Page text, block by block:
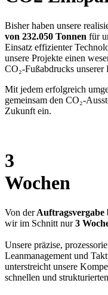
Bisher haben unsere
von 232.050 Tonnen für
Einsatz effizienter
unsere Projekte einen
CO₂-Fußabdrucks unserer
Mit jedem erfolgreich
gemeinsam den CO₂-
Zukunft ein.
3
Wochen
Von derAuftragsvergabe
wir im Schnitt nur3
Unsere präzise,
Leanmanagement und
unterstreicht unsere
schnellen und